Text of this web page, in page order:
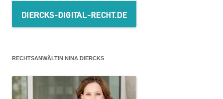
RECHTSANWÄLTIN NINA DIERCKS